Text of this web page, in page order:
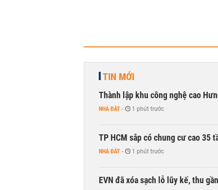
TIN MỚI
Thành lập khu công nghệ cao
NHÀ ĐẤT - 1 phút trước
TP HCM sắp có chung cư cao 35
NHÀ ĐẤT - 1 phút trước
EVN đã xóa sạch lỗ lũy kế, thu